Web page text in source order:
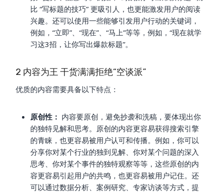
比 “写标题的技巧” 更吸引人，也更能激发用户的阅读
兴趣。还可以使用一些能够引发用户行动的关键词，
例如，“立即”、“现在”、“马上”等等，例如，“现在就学
习这3招，让你写出爆款标题”。
2 内容为王 干货满满拒绝“空谈派”
优质的内容需要具备以下特点：
原创性： 内容要原创，避免抄袭和洗稿，要体现出你
的独特见解和思考。原创的内容更容易获得搜索引擎
的青睐，也更容易被用户认可和传播。例如，你可以
分享你对某个行业的独到见解、你对某个问题的深入
思考、你对某个事件的独特观察等等，这些原创的内
容更容易引起用户的共鸣，也更容易被用户记住。还
可以通过数据分析、案例研究、专家访谈等方式，提